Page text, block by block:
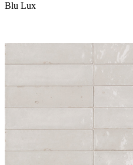
Blu Lux